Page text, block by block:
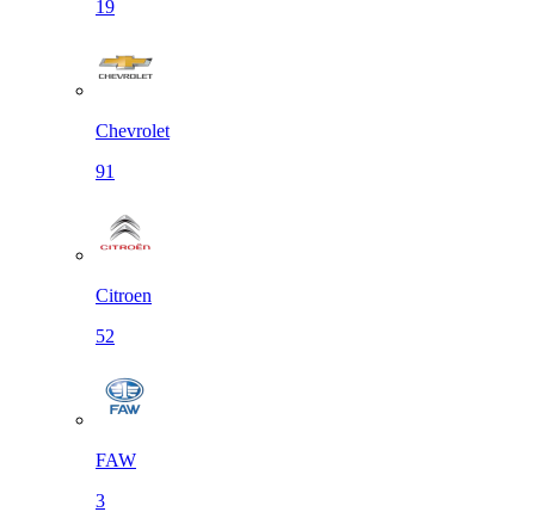
19
Chevrolet
91
Citroen
52
FAW
3